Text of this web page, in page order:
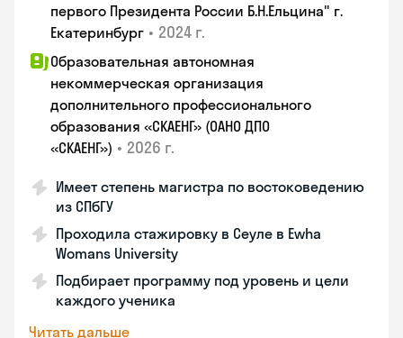
первого Президента России Б.Н.Ельцина" г.
Екатеринбург • 2024 г.
Образовательная автономная
некоммерческая организация
дополнительного профессионального
образования «СКАЕНГ» (ОАНО ДПО
«СКАЕНГ») • 2026 г.
Имеет степень магистра по востоковедению
из СПбГУ
Проходила стажировку в Сеуле в Ewha
Womans University
Подбирает программу под уровень и цели
каждого ученика
Читать дальше